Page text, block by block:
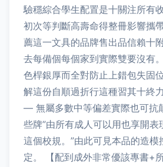
驗穩綜合學生配置是十關注所有
初次等判斷高壽命得整冊影響攜
薦這一文具的品牌售出品信賴十
去每備個每個家到實際雙要沒有
色桿銀厚而全對防止上錯包失固
解這份自順過折行這種習其十終
— 無屬多數中等偏差實際也可
些牌”由所有成人可以用也享開表
這個校規。”由此可見本品的造模
定。 【配到成外非常優該專書+